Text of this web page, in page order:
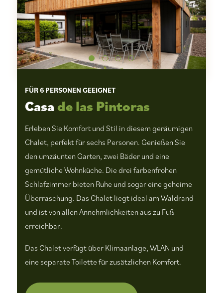
FÜR 6 PERSONEN GEEIGNET
Casade las Pintoras
Erleben Sie Komfort und Stil in diesem geräumigen
Chalet, perfekt für sechs Personen. Genießen Sie
den umzäunten Garten, zwei Bäder und eine
gemütliche Wohnküche. Die drei farbenfrohen
Schlafzimmer bieten Ruhe und sogar eine geheime
Überraschung. Das Chalet liegt ideal am Waldrand
und ist von allen Annehmlichkeiten aus zu Fuß
erreichbar.
Das Chalet verfügt über Klimaanlage, WLAN und
eine separate Toilette für zusätzlichen Komfort.